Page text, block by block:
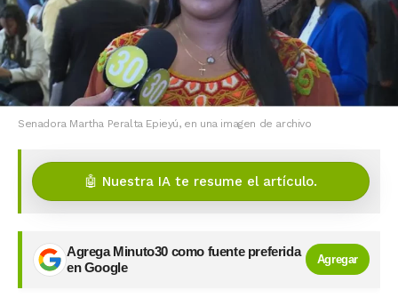
Senadora Martha Peralta Epieyú, en una imagen de archivo
🤖 Nuestra IA te resume el artículo.
Agrega Minuto30 como fuente preferida
en Google
Agregar